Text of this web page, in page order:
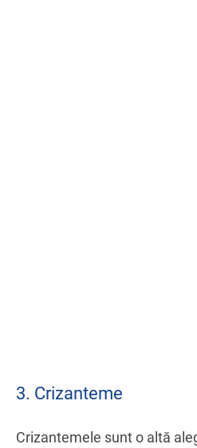
3. Crizanteme
Crizantemele sunt o altă